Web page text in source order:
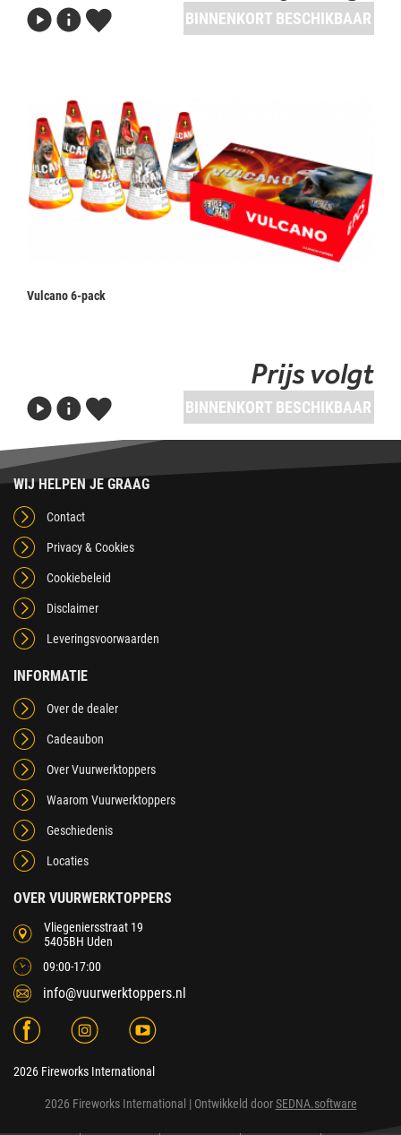
BINNENKORT BESCHIKBAAR
Vulcano 6-pack
Prijs volgt
BINNENKORT BESCHIKBAAR
WIJ HELPEN JE GRAAG
Contact
Privacy & Cookies
Cookiebeleid
Disclaimer
Leveringsvoorwaarden
INFORMATIE
Over de dealer
Cadeaubon
Over Vuurwerktoppers
Waarom Vuurwerktoppers
Geschiedenis
Locaties
OVER VUURWERKTOPPERS
Vliegeniersstraat 19
5405BH Uden
09:00-17:00
info@vuurwerktoppers.nl
2026 Fireworks International
2026 Fireworks International | Ontwikkeld doorSEDNA.software